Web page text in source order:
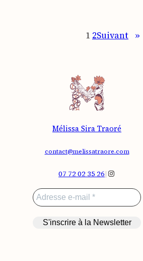
1 2Sui­vant »
Mélissa Sira Traoré
contact@melissatraore.com
07 72 02 35 26| Instagram